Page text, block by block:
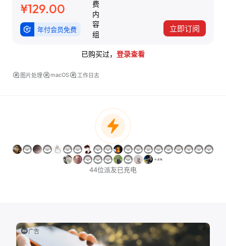
¥129.00
年付会员免费 立即订阅
已购买过， 登录查看
图片处理 macOS 工作日志
44位派友已充电
广告